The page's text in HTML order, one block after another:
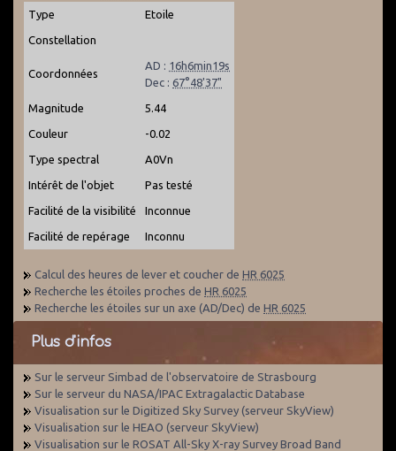
Type
Etoile
Constellation
Coordonnées
AD : 16h6min19s
Dec : 67°48'37"
Magnitude 5.44
Couleur -0.02
Type spectral A0Vn
Intérêt de l'objet Pas testé
Facilité de la visibilité Inconnue
Facilité de repérage Inconnu
Calcul des heures de lever et coucher de HR 6025
Recherche les étoiles proches de HR 6025
Recherche les étoiles sur un axe (AD/Dec) de HR 6025
Plus d'infos
Sur le serveur Simbad de l'observatoire de Strasbourg
Sur le serveur du NASA/IPAC Extragalactic Database
Visualisation sur le Digitized Sky Survey (serveur SkyView)
Visualisation sur le HEAO (serveur SkyView)
Visualisation sur le ROSAT All-Sky X-ray Survey Broad Band